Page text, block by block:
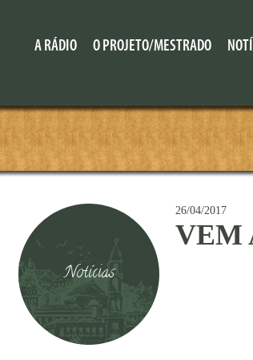
A RÁDIO O PROJETO/MESTRADO
Notícias
26/04/2017
VEM